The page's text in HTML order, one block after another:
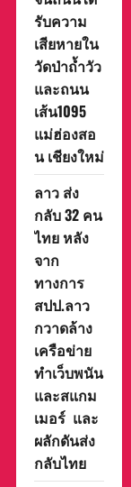
รับความ
เสียหายใน
วัดป่าถ้ำวัว
และถนน
เส้น1095
แม่ฮ่องสอ
น เชียงใหม่
ลาว ส่ง
กลับ 32 คน
ไทย หลัง
จาก
ทางการ
สปป.ลาว
กวาดล้าง
เครือข่าย
ทำเว็บพนัน
และสแกม
เมอร์ และ
ผลักดันส่ง
กลับไทย